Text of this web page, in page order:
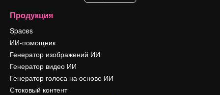
Продукция
Spaces
ИИ-помощник
Генератор изображений ИИ
Генератор видео ИИ
Генератор голоса на основе ИИ
Стоковый контент